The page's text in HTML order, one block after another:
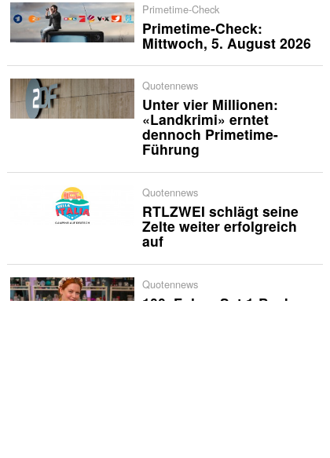
Primetime-Check
Primetime-Check:
Mittwoch, 5. August 2026
Quotennews
Unter vier Millionen:
«Landkrimi» erntet
dennoch Primetime-
Führung
Quotennews
RTLZWEI schlägt seine
Zelte weiter erfolgreich
auf
Quotennews
100. Folge: Sat.1-Backen